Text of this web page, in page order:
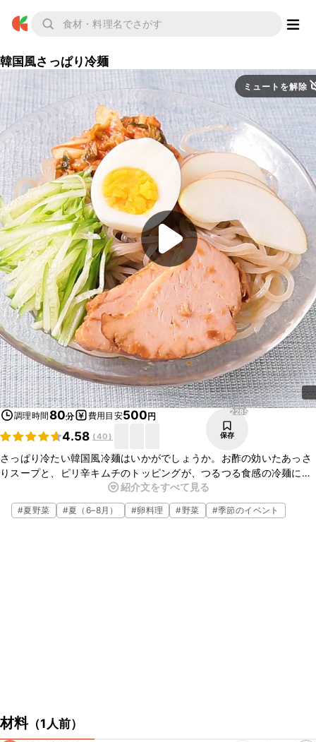
韓国風さっぱり冷麺
ミュートを解除
調理時間80分 費用目安500円
4.58 (40)
2285
保存
さっぱり冷たい韓国風冷麺はいかがでしょうか。お酢の効いたあっさ
りスープと、ピリ辛キムチのトッピングが、つるつる食感の冷麺によ
く合っておいしいですよ。暑い日のお昼ごはんにもおすすめですよ。
ぜひ作ってみてくださいね。
紹介文をすべて見る
#夏野菜 #夏（6–8月） #卵料理 #野菜 #季節のイベント
材料（1人前）